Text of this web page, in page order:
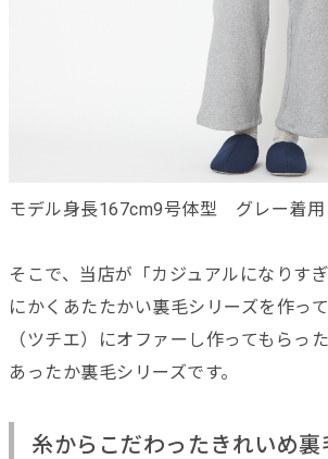
モデル身長167cm9号体型 グレー着用
そこで、当店が「カジュアルになりす
にかくあたたかい裏毛シリーズを作っ
（ツチエ）にオファーし作ってもらっ
あったか裏毛シリーズです。
糸からこだわったきれいめ裏